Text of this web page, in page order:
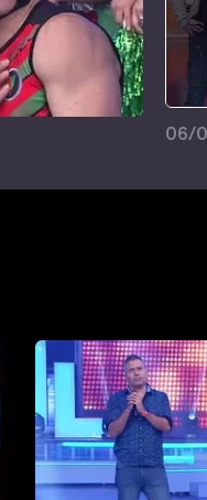
06/